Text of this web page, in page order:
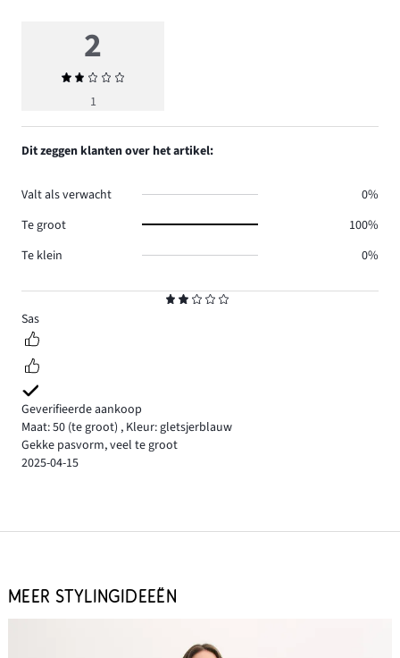
2
Sas
Geverifieerde aankoop
Maat: 50 (te groot) , Kleur: gletsjerblauw
Gekke pasvorm, veel te groot
2025-04-15
2
Gemiddelde
beoordeling
1
Dit zeggen klanten over het artikel:
Valt als verwacht
0%
Te groot
100%
Te klein
0%
MEER STYLINGIDEEËN